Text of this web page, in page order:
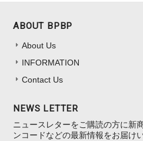
ABOUT BPBP
About Us
INFORMATION
Contact Us
NEWS LETTER
ニュースレターをご購読の方に新
ンコードなどの最新情報をお届け